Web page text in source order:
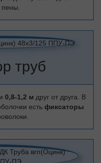
пены.
труб
0,8-1,2 м друг от друга. В
есть фиксаторы